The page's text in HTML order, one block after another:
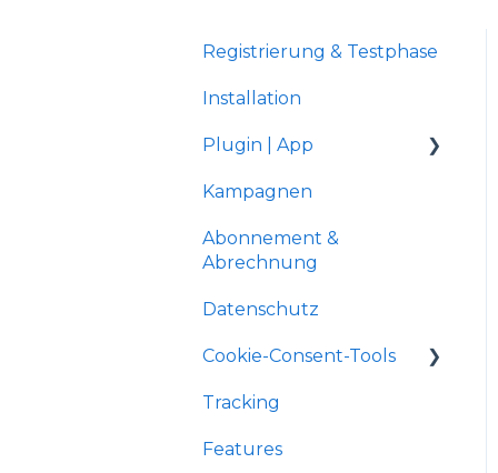
Registrierung & Testphase
Installation
Plugin | App
Shopware 5
Gambio Shop
Kampagnen
Abonnement &
Abrechnung
Datenschutz
Cookie-Consent-Tools
Shopware 5
OXID
Tracking
Features